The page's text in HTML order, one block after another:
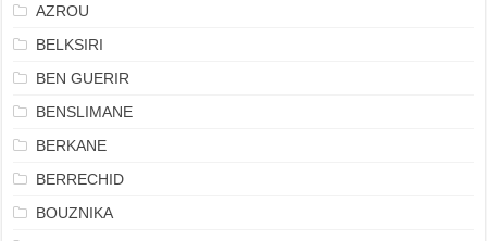
AZROU
BELKSIRI
BEN GUERIR
BENSLIMANE
BERKANE
BERRECHID
BOUZNIKA